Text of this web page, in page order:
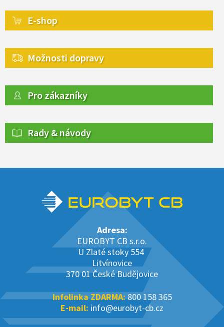
E-shop
Možnosti dopravy
Pro zákazníky
Rady & návody
Adresa:
EUROBYT CB s.r.o.
U Zlaté stoky 554
Litvínovice
370 01 České Budějovice
Infolinka ZDARMA:800 158 365
E-mail: info@eurobyt-cb.cz